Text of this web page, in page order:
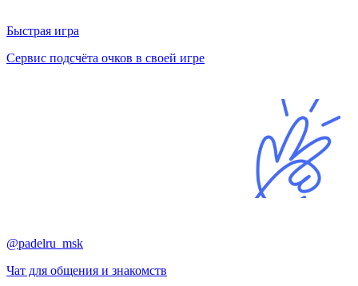
Быстрая игра
Сервис подсчёта очков в своей игре
@padelru_msk
Чат для общения и знакомств